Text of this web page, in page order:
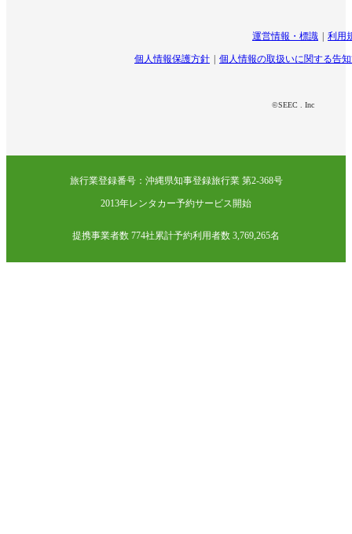
運営情報・標識 利用
個人情報保護方針 個人情報の取扱いに関する告
©SEEC . Inc
旅行業登録番号：沖縄県知事登録旅行業 第2-368号
2013年レンタカー予約サービス開始
提携事業者数 774社累計予約利用者数 3,769,265名